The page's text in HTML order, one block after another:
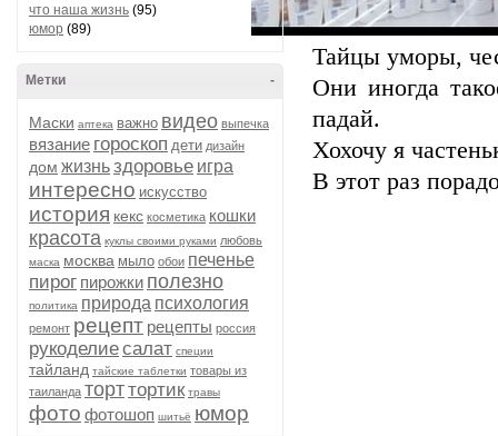
что наша жизнь (95)
юмор (89)
-
Метки
Маски аптека важно видео выпечка
вязание гороскоп дети дизайн
дом жизньздоровье игра
интересно искусство
история кекс косметика кошки
красота куклы своими руками любовь
маска москва мыло обои печенье
пирог пирожки полезно
политика природа психология
ремонт рецепт рецепты россия
рукоделиесалат специи
тайланд тайские таблетки товары из
таиланда торттортик травы
фото фотошоп шитьё юмор
Тайцы уморы,
Они иногда
падай.
Хохочу я
В этот раз